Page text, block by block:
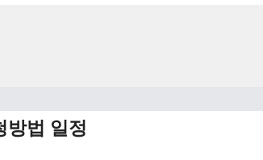
방법 일정